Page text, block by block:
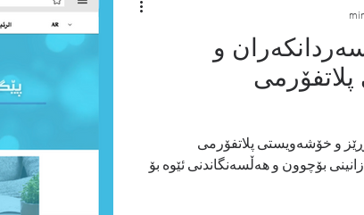
و
سەردانکەر و فۆڵۆوەری بەڕێز و خۆشەویستی پلاتفۆرمی
خۆشحاڵین بە زانینی بۆچوون و هەڵسەنگاندنی ئێوە بۆ